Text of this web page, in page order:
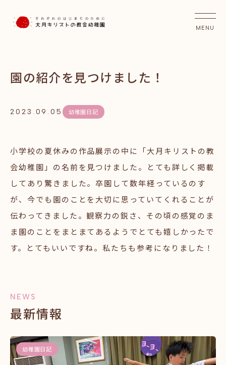
園の紹介を見つけました！
2023.09.05 幼稚園日記
小学校の夏休みの作品展示の中に「大月キリストの教
会幼稚園」の名前を見つけました。とても詳しく掲載
してあり驚きました。卒園して数年経っているのす
が、今でも園のことを大切に思っていてくれることが
伝わってきました。観察力の鋭さ、その頃の感覚のま
ま園のことをまとまてあるようでとても嬉しかったで
す。とてもいいですね。私たちも参考になりました！
NEWS
最新情報
幼稚園日記